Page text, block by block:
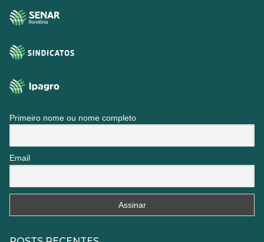
Primeiro nome ou nome completo
Email